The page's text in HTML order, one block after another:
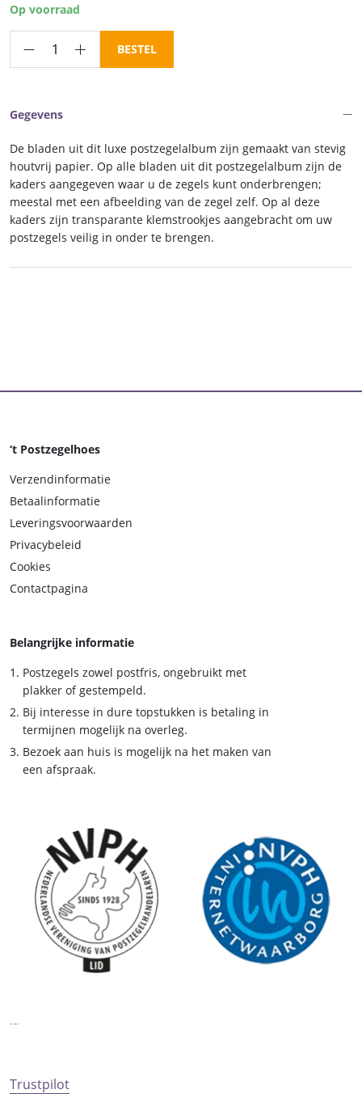
€ 170,00.€ 144,50.
Op voorraad
Luxe
inhoud
II
1996-
2009
aantal
BESTEL
Gegevens
De bladen uit dit luxe postzegelalbum zijn gemaakt van stevig
houtvrij papier. Op alle bladen uit dit postzegelalbum zijn de
kaders aangegeven waar u de zegels kunt onderbrengen;
meestal met een afbeelding van de zegel zelf. Op al deze
kaders zijn transparante klemstrookjes aangebracht om uw
postzegels veilig in onder te brengen.
‘t Postzegelhoes
Verzendinformatie
Betaalinformatie
Leveringsvoorwaarden
Privacybeleid
Cookies
Contactpagina
Belangrijke informatie
Postzegels zowel postfris, ongebruikt met
plakker of gestempeld.
Bij interesse in dure topstukken is betaling in
termijnen mogelijk na overleg.
Bezoek aan huis is mogelijk na het maken van
een afspraak.
Trustpilot